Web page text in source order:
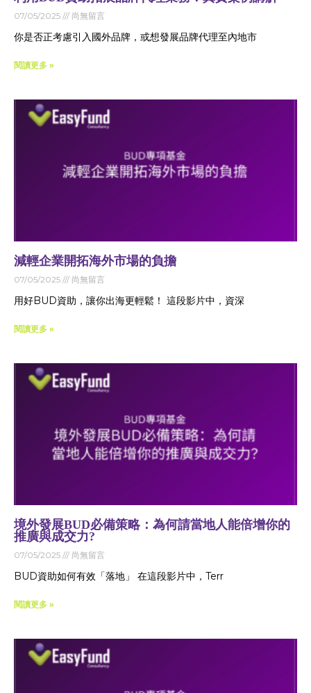
07/05/2025 尚無留言
你是否正考慮引入國外品牌，或想發展品牌代理至內地市
閱讀更多 »
減輕企業開拓海外市場的負擔
07/05/2025 尚無留言
用好BUD資助，讓你出海更輕鬆！ 這段影片中，資深
閱讀更多 »
境外發展BUD必備策略：為何請當地人能倍增你的
推廣與成交力?
07/05/2025 尚無留言
BUD資助如何有效「落地」 在這段影片中，Terr
閱讀更多 »